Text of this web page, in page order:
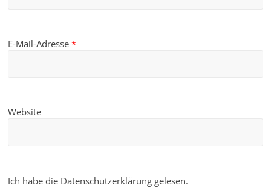
E-Mail-Adresse*
Website
Ich habe die Datenschutzerklärung gelesen.